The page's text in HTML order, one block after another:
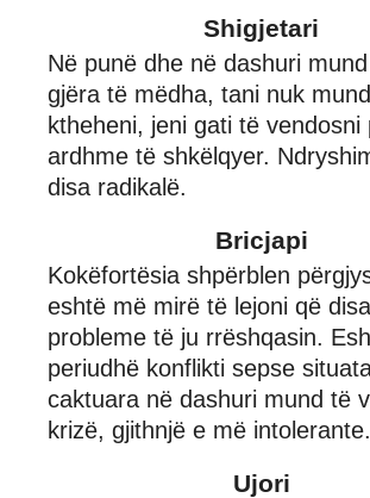
Shigjetari
Në punë dhe në dashuri
gjëra të mëdha, tani nuk
ktheheni, jeni gati të vendosni
ardhme të shkëlqyer.
disa radikalë.
Bricjapi
Kokëfortësia shpërblen
eshtë më mirë të lejoni që disa
probleme të ju rrëshqasin.
periudhë konflikti sepse
caktuara në dashuri mund të
krizë, gjithnjë e më intolerante.
Ujori